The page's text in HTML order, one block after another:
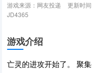
游戏来源：网友投递 更新时
JD4365
游戏介绍
亡灵的进攻开始了。 聚